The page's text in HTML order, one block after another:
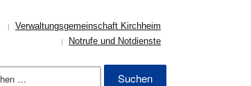
Verwaltungsgemeinschaft Kirchheim
Notrufe und Notdienste
Suchen
nach: